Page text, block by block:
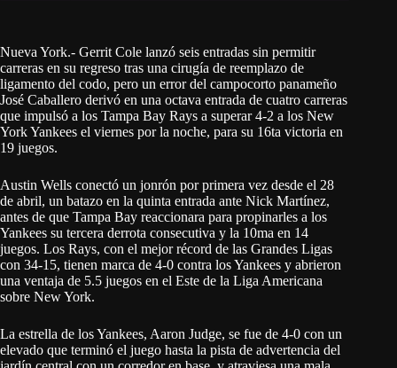
Nueva York.- Gerrit Cole lanzó seis entradas sin permitir
carreras en su regreso tras una cirugía de reemplazo de
ligamento del codo, pero un error del campocorto panameño
José Caballero derivó en una octava entrada de cuatro carreras
que impulsó a los Tampa Bay Rays a superar 4-2 a los New
York Yankees el viernes por la noche, para su 16ta victoria en
19 juegos.
Austin Wells conectó un jonrón por primera vez desde el 28
de abril, un batazo en la quinta entrada ante Nick Martínez,
antes de que Tampa Bay reaccionara para propinarles a los
Yankees su tercera derrota consecutiva y la 10ma en 14
juegos. Los Rays, con el mejor récord de las Grandes Ligas
con 34-15, tienen marca de 4-0 contra los Yankees y abrieron
una ventaja de 5.5 juegos en el Este de la Liga Americana
sobre New York.
La estrella de los Yankees, Aaron Judge, se fue de 4-0 con un
elevado que terminó el juego hasta la pista de advertencia del